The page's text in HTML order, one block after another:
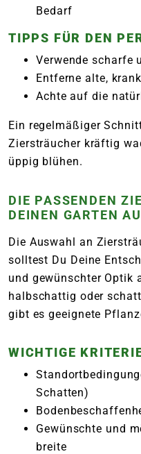
Bedarf
TIPPS FÜR DEN
Verwende scharfe
Entferne alte,
Achte auf die
Ein regelmäßiger
Ziersträucher kräftig
üppig blühen.
DIE PASSENDEN
DEINEN GARTEN
Die Auswahl an
solltest Du Deine
und gewünschter Optik
halbschattig oder
gibt es geeignete
WICHTIGE
Schatten)
Gewünschte und
breite